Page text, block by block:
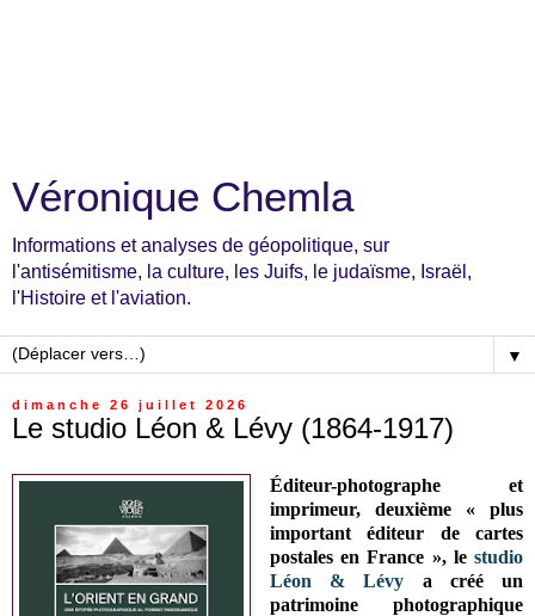
Véronique Chemla
Informations et analyses de géopolitique, sur
l'antisémitisme, la culture, les Juifs, le judaïsme, Israël,
l'Histoire et l'aviation.
▼
dimanche 26 juillet 2026
Le studio Léon & Lévy (1864-1917)
Éditeur-photographe et
imprimeur, deuxième «plus
important éditeur de cartes
postales en France », le studio
Léon & Lévy a créé un
patrimoine photographique